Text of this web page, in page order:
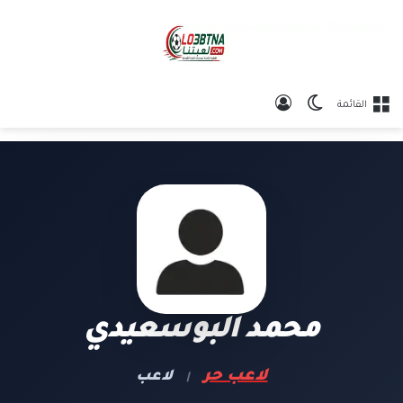
القائمة الوضع المظلم
محمد البوسعيدي
لاعب حر | لاعب